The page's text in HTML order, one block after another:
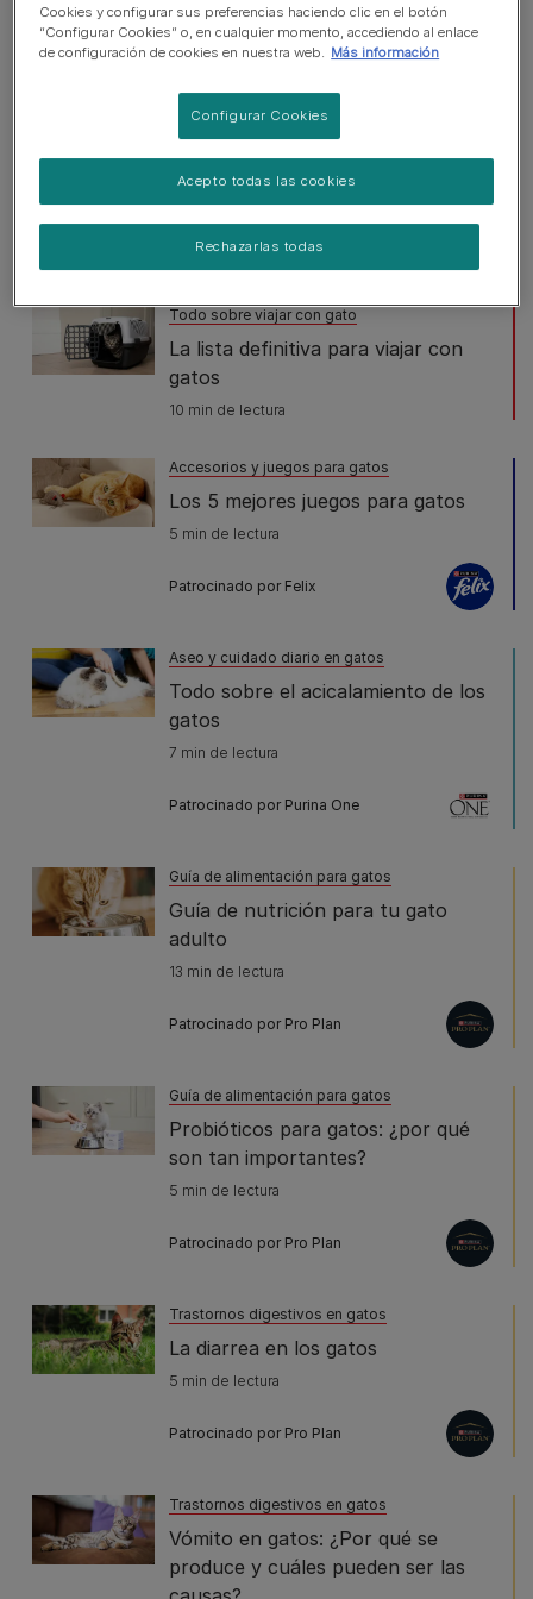
¿Pueden ver fantasmas los gatos?
4 min de lectura
Cuidados dentales para gatos
8 Consejos para cepillar los dientes
de tu gato
5 min de lectura
Patrocinado por Pro Plan
Todo sobre viajar con gato
La lista definitiva para viajar con
gatos
10 min de lectura
Accesorios y juegos para gatos
Los 5 mejores juegos para gatos
5 min de lectura
Patrocinado por Felix
Aseo y cuidado diario en gatos
Todo sobre el acicalamiento de los
gatos
7 min de lectura
Patrocinado por Purina One
Guía de alimentación para gatos
Guía de nutrición para tu gato
adulto
13 min de lectura
Patrocinado por Pro Plan
Guía de alimentación para gatos
Probióticos para gatos: ¿por qué
son tan importantes?
5 min de lectura
Patrocinado por Pro Plan
Trastornos digestivos en gatos
La diarrea en los gatos
5 min de lectura
Patrocinado por Pro Plan
Trastornos digestivos en gatos
Vómito en gatos: ¿Por qué se
produce y cuáles pueden ser las
Cookies y configurar sus preferencias haciendo clic en el botón
“Configurar Cookies” o, en cualquier momento, accediendo al enlace
de configuración de cookies en nuestra web. Más información
Configurar Cookies
Rechazarlas todas
Acepto todas las cookies